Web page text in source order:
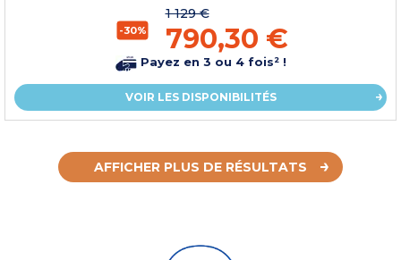
-30%
1 129 €
790,30 €
Payez en 3 ou 4 fois² !
VOIR LES DISPONIBILITÉS
AFFICHER PLUS DE RÉSULTATS